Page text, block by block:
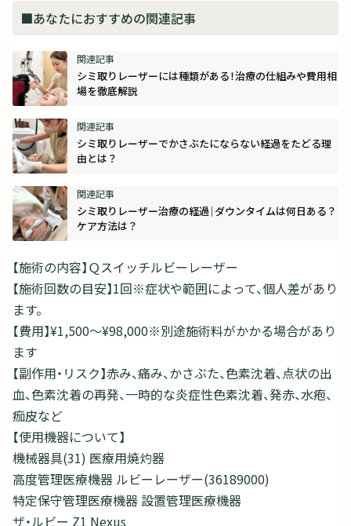
■あなたにおすすめの関連記事
シミ取りレーザーには種類がある！治療の仕組みや費用相
場を徹底解説
シミ取りレーザーでかさぶたにならない経過をたどる理
由とは？
シミ取りレーザー治療の経過｜ダウンタイムは何日ある？
ケア方法は？
【施術の内容】Ｑスイッチルビーレーザー
【施術回数の目安】1回※症状や範囲によって、個人差があり
ます。
【費用】¥1,500～¥98,000※別途施術料がかかる場合があり
ます
【副作用・リスク】赤み、痛み、かさぶた、色素沈着、点状の出
血、色素沈着の再発、一時的な炎症性色素沈着、発赤、水疱、
痂皮など
【使用機器について】
機械器具(31) 医療用焼灼器
高度管理医療機器 ルビーレーザー(36189000)
特定保守管理医療機器 設置管理医療機器
ザ・ルビー Z1 Nexus